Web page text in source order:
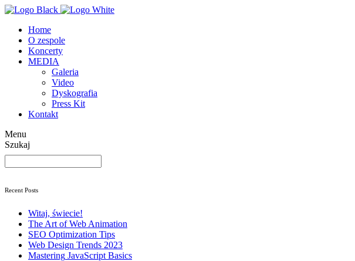
Home
O zespole
Koncerty
MEDIA
Galeria
Video
Dyskografia
Press Kit
Kontakt
Menu
Szukaj
Recent Posts
Witaj, świecie!
The Art of Web Animation
SEO Optimization Tips
Web Design Trends 2023
Mastering JavaScript Basics